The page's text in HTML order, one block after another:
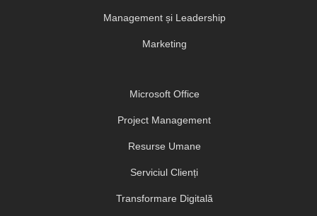
Management și Leadership
Marketing
Microsoft Office
Project Management
Resurse Umane
Serviciul Clienți
Transformare Digitală